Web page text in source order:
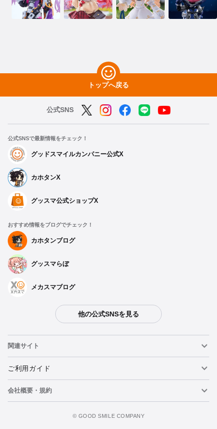
トップへ戻る
公式SNS
公式SNSで最新情報をチェック！
グッドスマイルカンパニー公式X
カホタンX
グッスマ公式ショップX
おすすめ情報をブログでチェック！
カホタンブログ
グッスマらぼ
メカスマブログ
他の公式SNSを見る
関連サイト
ねんどろいど
ねんどろいどフェイスメーカー
ご利用ガイド
重要なお知らせ
会社概要・規約
©️ GOOD SMILE COMPANY